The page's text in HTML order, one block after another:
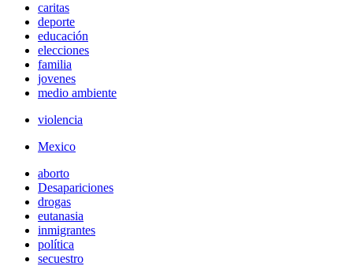
caritas
deporte
educación
elecciones
familia
jovenes
medio ambiente
violencia
Mexico
aborto
Desapariciones
drogas
eutanasia
inmigrantes
política
secuestro